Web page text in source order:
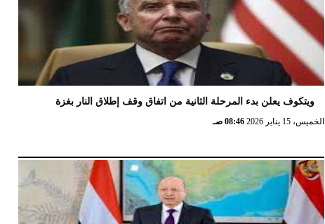
ويتكوف يعلن بدء المرحلة الثانية من اتفاق وقف إطلاق النار بغزة
الخميس، 15 يناير 2026 08:46 صـ